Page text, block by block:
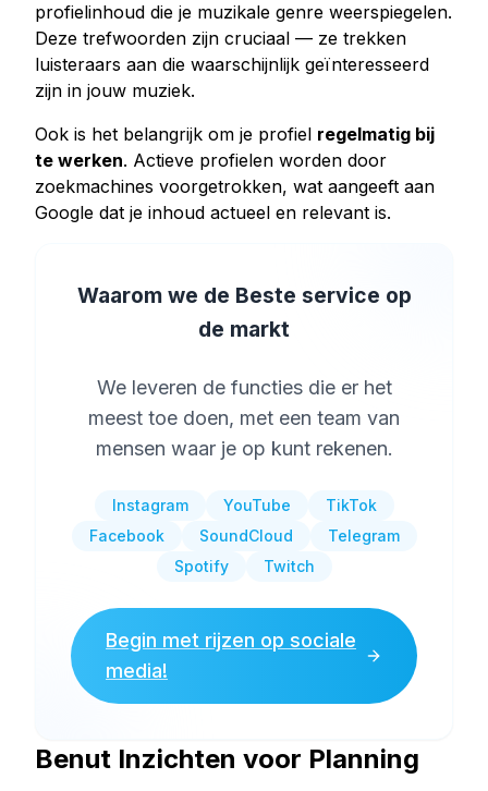
profielinhoud die je muzikale genre weerspiegelen.
Deze trefwoorden zijn cruciaal — ze trekken
luisteraars aan die waarschijnlijk geïnteresseerd
zijn in jouw muziek.
Ook is het belangrijk om je profiel regelmatig bij
te werken. Actieve profielen worden door
zoekmachines voorgetrokken, wat aangeeft aan
Google dat je inhoud actueel en relevant is.
Waarom we de Beste service op
de markt
We leveren de functies die er het
meest toe doen, met een team van
mensen waar je op kunt rekenen.
Instagram YouTube
TikTok
Facebook
SoundCloud
Telegram
Spotify
Twitch
Begin met rijzen op sociale
media!
Benut Inzichten voor Planning